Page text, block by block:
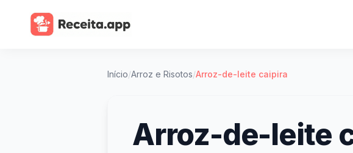
Início/Arroz e Risotos/Arroz-de-leite caipira
Arroz-de-leite